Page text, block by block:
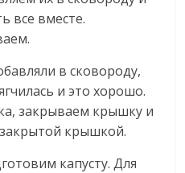
все вместе.
в сковороду,
и это хорошо.
закрываем крышку и
крышкой.
капусту. Для